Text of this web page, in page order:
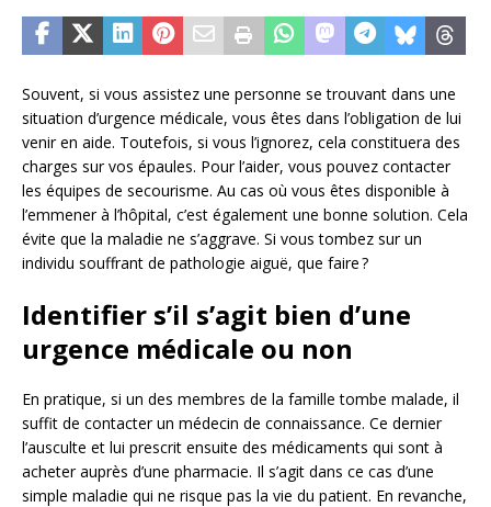
Souvent, si vous assistez une personne se trouvant dans une
situation d’urgence médicale, vous êtes dans l’obligation de lui
venir en aide. Toutefois, si vous l’ignorez, cela constituera des
charges sur vos épaules. Pour l’aider, vous pouvez contacter
les équipes de secourisme. Au cas où vous êtes disponible à
l’emmener à l’hôpital, c’est également une bonne solution. Cela
évite que la maladie ne s’aggrave. Si vous tombez sur un
individu souffrant de pathologie aiguë, que faire ?
Identifier s’il s’agit bien d’une
urgence médicale ou non
En pratique, si un des membres de la famille tombe malade, il
suffit de contacter un médecin de connaissance. Ce dernier
l’ausculte et lui prescrit ensuite des médicaments qui sont à
acheter auprès d’une pharmacie. Il s’agit dans ce cas d’une
simple maladie qui ne risque pas la vie du patient. En revanche,